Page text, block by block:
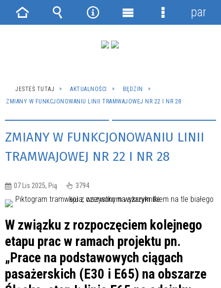
JESTEŚ TUTAJ AKTUALNOŚCI
BĘDZIN
ZMIANY W FUNKCJONOWANIU LINII TRAMWAJOWEJ NR 22 I NR 28
ZMIANY W FUNKCJONOWANIU LINII
TRAMWAJOWEJ NR 22 I NR 28
07 Lis 2025, Pią 3794
W związku z rozpoczęciem kolejnego
etapu prac w ramach projektu pn.
„Prace na podstawowych ciągach
pasażerskich (E30 i E65) na obszarze
Strona Wyszukiwarka
NarzędziaMenu
Menu
panel